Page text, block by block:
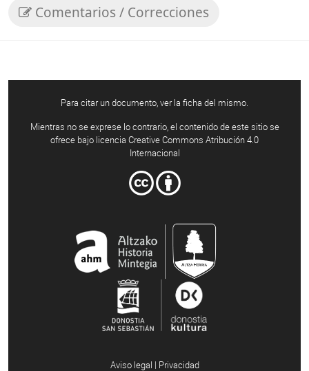
Comentarios / Correcciones
Para citar un documento, ver la ficha del mismo.
Mientras no se exprese lo contrario, el contenido de este sitio se
ofrece bajo licencia Creative Commons Atribución 4.0
Internacional
Aviso legal | Privacidad